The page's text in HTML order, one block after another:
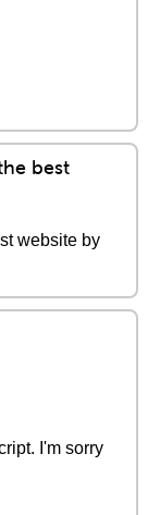
best
website by
I'm sorry